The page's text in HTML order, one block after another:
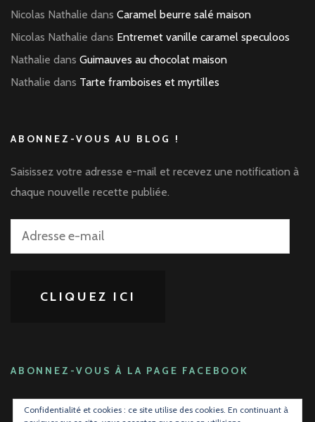
Nicolas Nathalie dans Caramel beurre salé maison
Nicolas Nathalie dans Entremet vanille caramel speculoos
Nathalie dans Guimauves au chocolat maison
Nathalie dans Tarte framboises et myrtilles
ABONNEZ-VOUS AU BLOG !
Saisissez votre adresse e-mail et recevez une notification à
chaque nouvelle recette publiée.
Adresse
CLIQUEZ ICI
ABONNEZ-VOUS À LA PAGE FACEBOOK
Confidentialité et cookies : ce site utilise des cookies. En continuant à